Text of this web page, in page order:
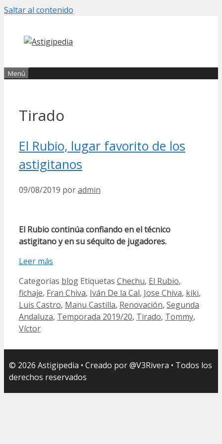
Saltar al contenido
Menú
Tirado
El Rubio, lugar favorito de los
astigitanos
09/08/2019 poradmin
El Rubio continúa confiando en el técnico
astigitano y en su séquito de jugadores.
Leer más
Categorías blog Etiquetas Chechu, El Rubio,
fichaje, Fran Chiva, Iván De la Cal, Jose Chiva, kiki,
Luis Castro, Manu Castilla, Renovación, Segunda
Andaluza, Temporada 2019/20, Tirado, Tommy,
Víctor
© 2026 Astigipedia • Creado por @V3Rivera • Todos los
derechos reservados